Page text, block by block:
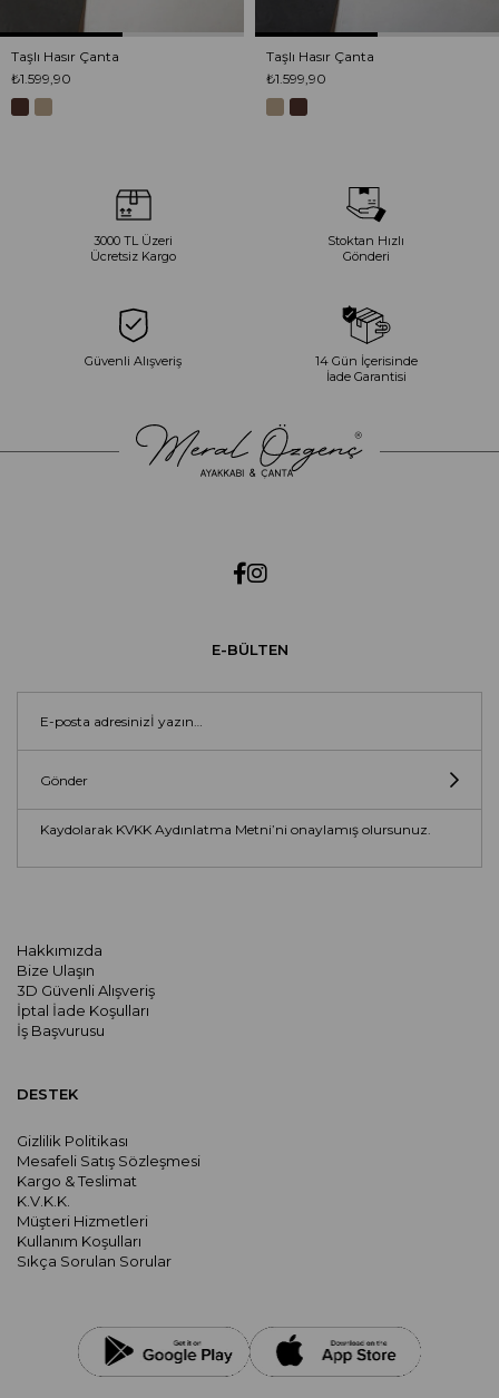
Taşlı Hasır Çanta
₺1.599,90
Taşlı Hasır Çanta
₺1.599,90
3000 TL Üzeri
Ücretsiz Kargo
Stoktan Hızlı
Gönderi
Güvenli Alışveriş
14 Gün İçerisinde
İade Garantisi
Hakkımızda
Bize Ulaşın
3D Güvenli Alışveriş
İptal İade Koşulları
İş Başvurusu
E-BÜLTEN
Gönder
Kaydolarak KVKK Aydınlatma Metni’ni onaylamış olursunuz.
DESTEK
Gizlilik Politikası
Mesafeli Satış Sözleşmesi
Kargo & Teslimat
K.V.K.K.
Müşteri Hizmetleri
Kullanım Koşulları
Sıkça Sorulan Sorular